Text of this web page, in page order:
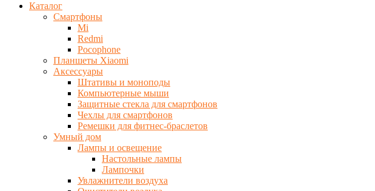
Каталог
Смартфоны
Mi
Redmi
Pocophone
Планшеты Xiaomi
Аксессуары
Штативы и моноподы
Компьютерные мыши
Защитные стекла для смартфонов
Чехлы для смартфонов
Ремешки для фитнес-браслетов
Умный дом
Лампы и освещение
Настольные лампы
Лампочки
Увлажнители воздуха